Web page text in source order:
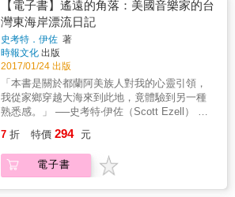
地上。郵票與郵戳不僅紀念著他們，也傳承了
他們的意志，而我們也透過郵票，傳遞情感與
心意給我們周遭的人。 這本書將帶領我們，從
郵票與郵戳去認識那些，曾生活在台南，我們
卻可能一直不甚熟悉的人、事、物，共同經歷
我們雖未體驗過，但確實存在的時代。
【電子書】遙遠的角落：美國音樂家的台
灣東海岸漂流日記
史考特．伊佐 著
時報文化 出版
2017/01/24 出版
「本書是關於都蘭阿美族人對我的心靈引領，
我從家鄉穿越大海來到此地，竟體驗到另一種
熟悉感。」 ──史考特‧伊佐（Scott Ezell） &
西到台東，海上來的美國人在都蘭的日子 & 漂
流與心靈歸鄉，是文學、藝術家千年來共同追
尋的國度，本書記述的，即是美國詩人音樂家
7 折 特價 294 元
電子書